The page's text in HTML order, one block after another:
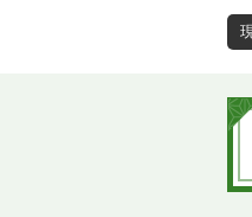
本
文